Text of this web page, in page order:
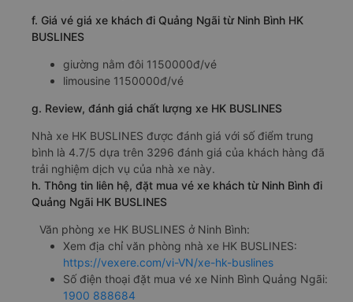
f. Giá vé giá xe khách đi Quảng Ngãi từ Ninh Bình HK
BUSLINES
giường nằm đôi 1150000đ/vé
limousine 1150000đ/vé
g. Review, đánh giá chất lượng xe HK BUSLINES
Nhà xe HK BUSLINES được đánh giá với số điểm trung
bình là 4.7/5 dựa trên 3296 đánh giá của khách hàng đã
trải nghiệm dịch vụ của nhà xe này.
h. Thông tin liên hệ, đặt mua vé xe khách từ Ninh Bình đi
Quảng Ngãi HK BUSLINES
Văn phòng xe HK BUSLINES ở Ninh Bình:
Xem địa chỉ văn phòng nhà xe HK BUSLINES:
https://vexere.com/vi-VN/xe-hk-buslines
Số điện thoại đặt mua vé xe Ninh Bình Quảng Ngãi:
1900 888684